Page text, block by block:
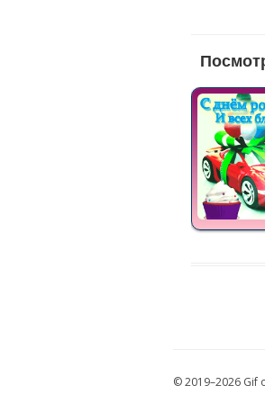
© 2019–2026 Gif